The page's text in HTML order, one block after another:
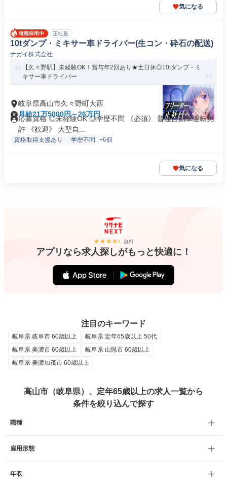
気になる
正社員
10tダンプ・ミキサー車ドライバー(生コン・砕石の配送)
ナガイ株式会社
【久々野駅】未経験OK！賞与年2回あり★土日休◎10tダンプ・ミ
キサー車ドライバー
岐阜県高山市久々野町大西
月給21万5000円～26万円
応募資格 ◎未経験OK ◎学歴不問 《必須》 普通自動車運転免
許 《歓迎》 大型自...
資格取得支援あり 学歴不問 +6個
気になる
無料
アプリなら求人探しがもっと快適に！
注目のキーワード
岐阜県 岐阜市 60歳以上
岐阜県 定年65歳以上 50代
岐阜県 美濃市 60歳以上
岐阜県 山県市 60歳以上
岐阜県 美濃加茂市 60歳以上
高山市（岐阜県）、定年65歳以上の求人一覧から
条件を絞り込んで探す
職種
雇用形態
年収